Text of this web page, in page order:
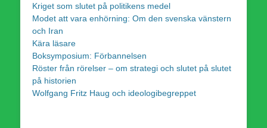
Kriget som slutet på politikens medel
Modet att vara enhörning: Om den svenska vänstern
och Iran
Kära läsare
Boksymposium: Förbannelsen
Röster från rörelser – om strategi och slutet på slutet
på historien
Wolfgang Fritz Haug och ideologibegreppet